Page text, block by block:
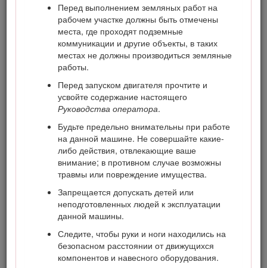
Перед выполнением земляных работ на
рабочем участке должны быть отмечены
места, где проходят подземные
коммуникации и другие объекты, в таких
местах не должны производиться земляные
работы.
Перед запуском двигателя прочтите и
усвойте содержание настоящего
Руководства оператора.
Будьте предельно внимательны при работе
на данной машине. Не совершайте какие-
либо действия, отвлекающие ваше
внимание; в противном случае возможны
травмы или повреждение имущества.
Запрещается допускать детей или
неподготовленных людей к эксплуатации
данной машины.
Следите, чтобы руки и ноги находились на
безопасном расстоянии от движущихся
компонентов и навесного оборудования.
Рисунок 1
Место номера модели и серийного номера
В настоящем руководстве приведены потенциальные
опасности и рекомендации по их предотвращению,
обозначенные символом (Рисунок2
предупреждает об опасности серьезного травмирования
или гибели в случае несоблюдения пользователем
рекомендуемых мер безопасности.
Рисунок 2
Для выделения информации в данном руководстве